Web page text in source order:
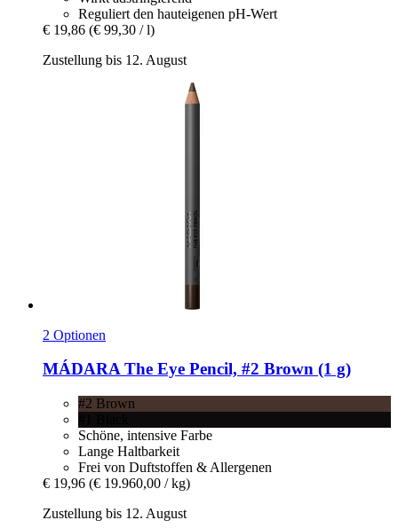
Reguliert den hauteigenen pH-Wert
€ 19,86 (€ 99,30 / l)
Zustellung bis 12. August
2 Optionen
MÁDARAThe Eye Pencil, #2 Brown (1 g)
#2 Brown
Schöne, intensive Farbe
Lange Haltbarkeit
Frei von Duftstoffen & Allergenen
€ 19,96 (€ 19.960,00 / kg)
Zustellung bis 12. August